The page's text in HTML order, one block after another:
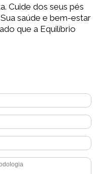
Cuide dos seus pés
saúde e bem-estar
que a Equilíbrio